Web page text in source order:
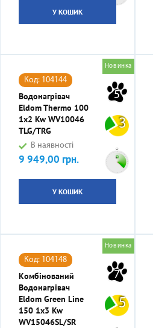
У КОШИК
Новинка
5
3
Код: 104144
Водонагрівач
Eldom Thermo 100
1x2 Kw WV10046
TLG/TRG
В наявності
Ціна
9 949,00 грн.
У КОШИК
Новинка
7
5
Код: 104148
Комбінований
Водонагрівач
Eldom Green Line
150 1x3 Kw
WV15046SL/SR